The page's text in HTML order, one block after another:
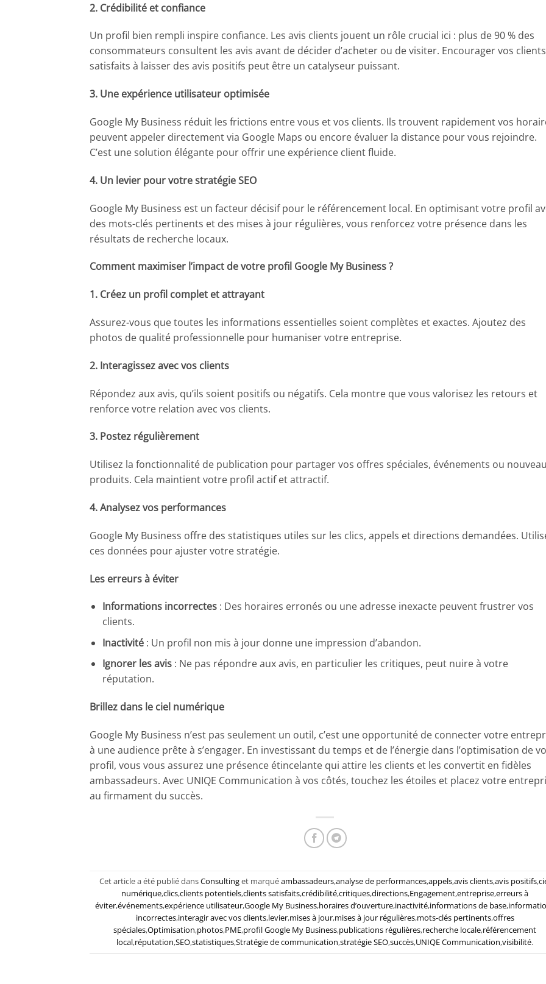
2. Crédibilité et confiance
Un profil bien rempli inspire confiance. Les avis clients jouent un rôle crucial ici : plus de 90 % des
consommateurs consultent les avis avant de décider d’acheter ou de visiter. Encourager vos clients
satisfaits à laisser des avis positifs peut être un catalyseur puissant.
3. Une expérience utilisateur optimisée
Google My Business réduit les frictions entre vous et vos clients. Ils trouvent rapidement vos
peuvent appeler directement via Google Maps ou encore évaluer la distance pour vous rejoindre.
C’est une solution élégante pour offrir une expérience client fluide.
4. Un levier pour votre stratégie SEO
Google My Business est un facteur décisif pour le référencement local. En optimisant votre profil
des mots-clés pertinents et des mises à jour régulières, vous renforcez votre présence dans les
résultats de recherche locaux.
Comment maximiser l’impact de votre profil Google My Business ?
1. Créez un profil complet et attrayant
Assurez-vous que toutes les informations essentielles soient complètes et exactes. Ajoutez des
photos de qualité professionnelle pour humaniser votre entreprise.
2. Interagissez avec vos clients
Répondez aux avis, qu’ils soient positifs ou négatifs. Cela montre que vous valorisez les retours et
renforce votre relation avec vos clients.
3. Postez régulièrement
Utilisez la fonctionnalité de publication pour partager vos offres spéciales, événements ou
produits. Cela maintient votre profil actif et attractif.
4. Analysez vos performances
Google My Business offre des statistiques utiles sur les clics, appels et directions demandées.
ces données pour ajuster votre stratégie.
Les erreurs à éviter
Informations incorrectes: Des horaires erronés ou une adresse inexacte peuvent frustrer vos
clients.
Inactivité: Un profil non mis à jour donne une impression d’abandon.
Ignorer les avis: Ne pas répondre aux avis, en particulier les critiques, peut nuire à votre
réputation.
Brillez dans le ciel numérique
Google My Business n’est pas seulement un outil, c’est une opportunité de connecter votre
à une audience prête à s’engager. En investissant du temps et de l’énergie dans l’optimisation de
profil, vous vous assurez une présence étincelante qui attire les clients et les convertit en fidèles
ambassadeurs. Avec UNIQE Communication à vos côtés, touchez les étoiles et placez votre
au firmament du succès.
Cet article a été publié dansConsultinget marquéambassadeurs,analyse de performances,appels,avis clients,avis positifs,
numérique,clics,clients potentiels,clients satisfaits,crédibilité,critiques,directions,Engagement,entreprise,erreurs à
éviter,événements,expérience utilisateur,Google My Business,horaires d’ouverture,inactivité,informations de base,
incorrectes,interagir avec vos clients,levier,mises à jour,mises à jour régulières,mots-clés pertinents,offres
spéciales,Optimisation,photos,PME,profil Google My Business,publications régulières,recherche locale,référencement
local,réputation,SEO,statistiques,Stratégie de communication,stratégie SEO,succès,UNIQE Communication,visibilité.